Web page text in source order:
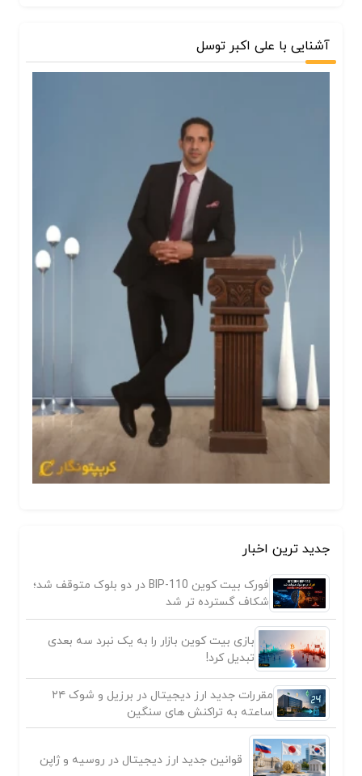
آشنایی با علی اکبر توسل
جدید ترین اخبار
فورک بیت کوین BIP-110 در دو بلوک متوقف شد؛
شکاف گسترده تر شد
بازی بیت کوین بازار را به یک نبرد سه بعدی
تبدیل کرد!
مقررات جدید ارز دیجیتال در برزیل و شوک ۲۴
ساعته به تراکنش های سنگین
قوانین جدید ارز دیجیتال در روسیه و ژاپن